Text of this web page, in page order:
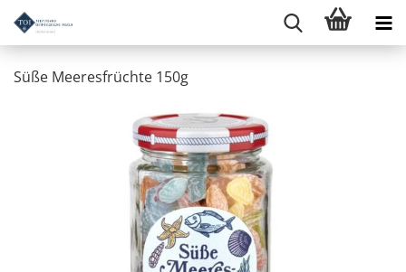
Süße Meeresfrüchte 150g